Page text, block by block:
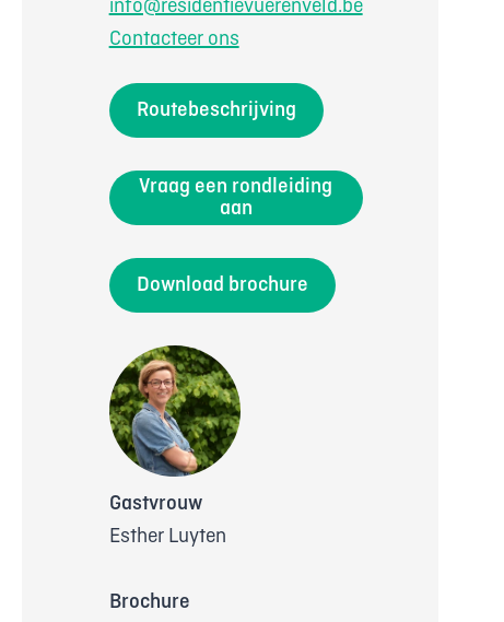
info@residentievuerenveld.be
Contacteer ons
Routebeschrijving
Vraag een rondleiding
aan
Download brochure
Gastvrouw
Esther Luyten
Brochure